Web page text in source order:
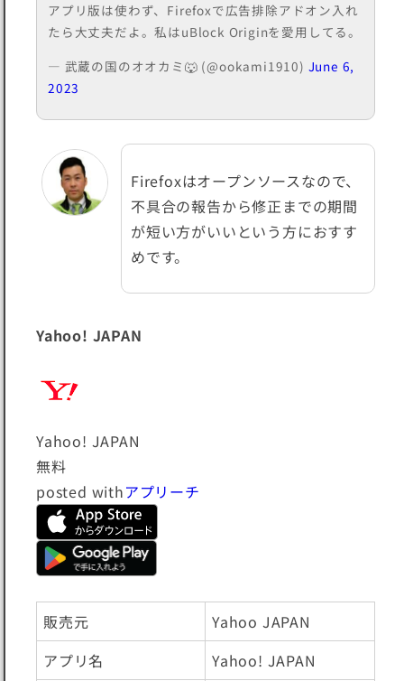
アプリ版は使わず、Firefoxで広告排除アドオン入れ
たら大丈夫だよ。私はuBlock Originを愛用してる。
— 武蔵の国のオオカミ🐺 (@ookami1910) June 6,
2023
Firefoxはオープンソースなので、
不具合の報告から修正までの期間
が短い方がいいという方におすす
めです。
Yahoo! JAPAN
Yahoo! JAPAN
無料
posted withアプリーチ
販売元
Yahoo JAPAN
アプリ名
Yahoo! JAPAN